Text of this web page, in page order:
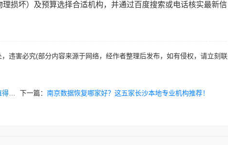
损坏）及预算选择合适机构，并通过百度搜索或电话核实最新信
违害必究(部分内容来源于网络，经作者整理后发布，如有侵权，请立刻联
！ 下一篇：南京数据恢复哪家好？这五家长沙本地专业机构推荐！